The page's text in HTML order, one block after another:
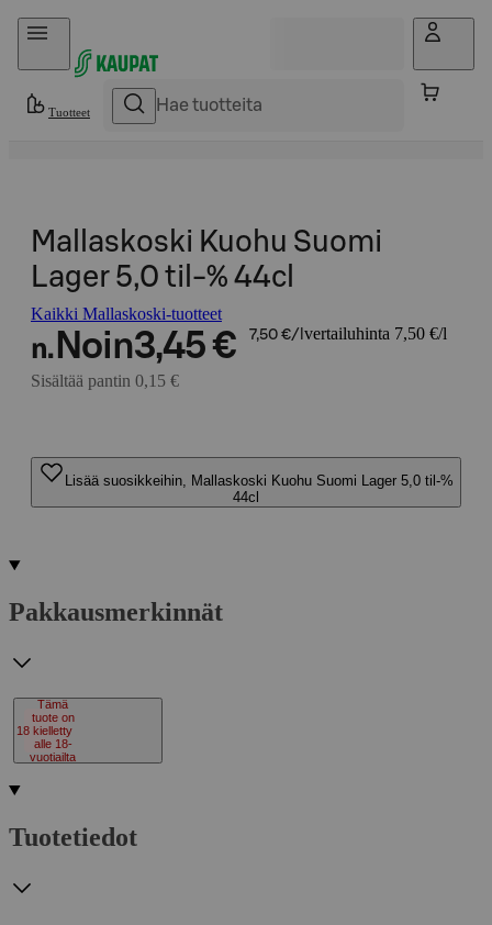
Hyppää sisältöön
Tuotteet
Mallaskoski Kuohu Suomi
Lager 5,0 til-% 44cl
Kaikki Mallaskoski-tuotteet
n. Noin3,45 € 7,50 €/l vertailuhinta 7,50 €/l
Sisältää pantin 0,15 €
Lisää suosikkeihin, Mallaskoski Kuohu Suomi Lager 5,0 til-%
44cl
Pakkausmerkinnät
18
Tämä
tuote on
kielletty
alle 18-
vuotiailta
Tuotetiedot